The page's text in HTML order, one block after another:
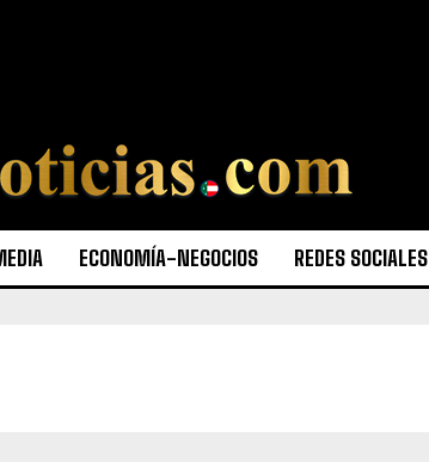
ECONOMÍA-NEGOCIOS REDES SOCIALES